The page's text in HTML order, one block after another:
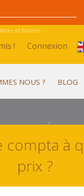
et fiscales
! Connexion
NOUS ? BLOG
compta à
prix ?